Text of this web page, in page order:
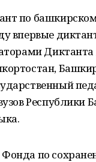
по
впервые
по